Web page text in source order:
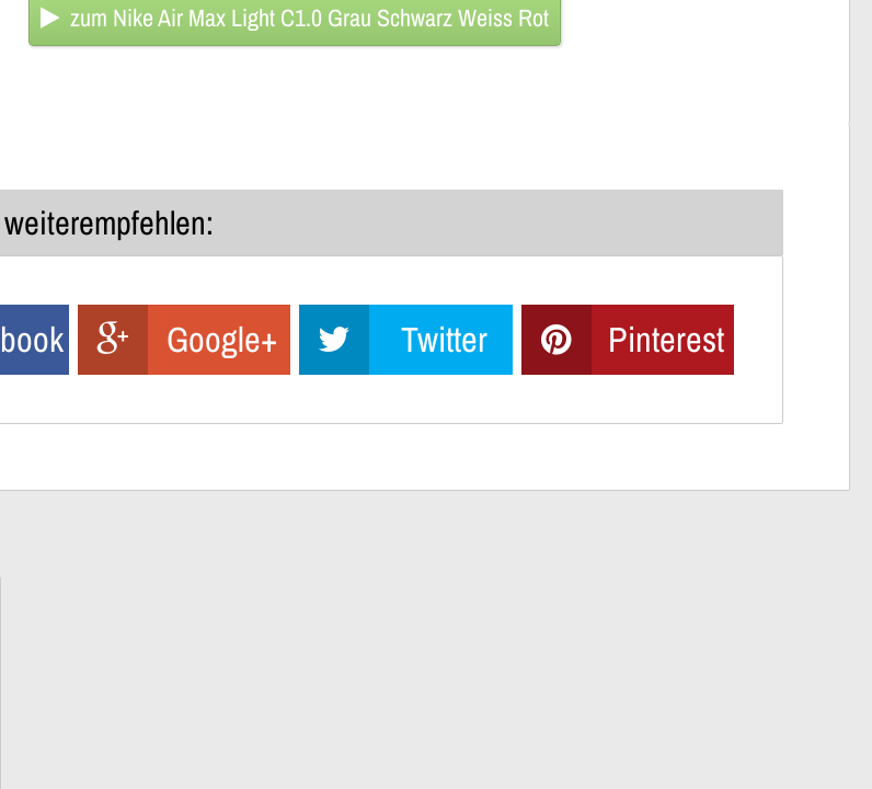
zum Nike Air Max Light C1.0 Grau Schwarz Weiss Rot
Google+ Twitter Pinterest